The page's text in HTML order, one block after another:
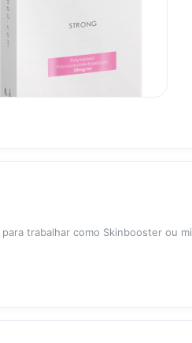
trabalhar como Skinbooster ou